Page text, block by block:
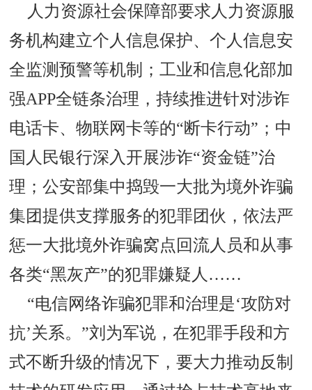
人力资源社会保障部要求人力资源服
务机构建立个人信息保护、个人信息安
全监测预警等机制；工业和信息化部加
强APP全链条治理，持续推进针对涉诈
电话卡、物联网卡等的“断卡行动”；中
国人民银行深入开展涉诈“资金链”治
理；公安部集中捣毁一大批为境外诈骗
集团提供支撑服务的犯罪团伙，依法严
惩一大批境外诈骗窝点回流人员和从事
各类“黑灰产”的犯罪嫌疑人……
“电信网络诈骗犯罪和治理是‘攻防对
抗’关系。”刘为军说，在犯罪手段和方
式不断升级的情况下，要大力推动反制